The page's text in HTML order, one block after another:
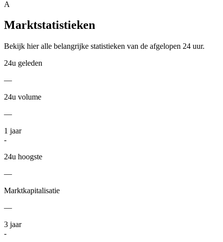
A
Marktstatistieken
Bekijk hier alle belangrijke statistieken van de afgelopen 24 uur.
24u geleden
—
24u volume
—
1 jaar
-
24u hoogste
—
Marktkapitalisatie
—
3 jaar
-